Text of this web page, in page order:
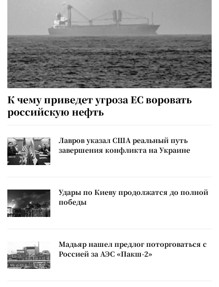
К чему приведет угроза ЕС воровать
российскую нефть
Лавров указал США реальный путь
завершения конфликта на Украине
Удары по Киеву продолжатся до полной
победы
Мадьяр нашел предлог поторговаться с
Россией за АЭС «Пакш-2»